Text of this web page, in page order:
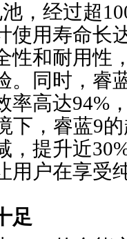
，经过超
使用寿命长
性和耐用性
。同时，睿
率高达94%
下，睿蓝9
，提升近
用户在享受
足